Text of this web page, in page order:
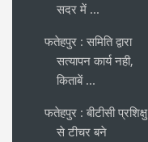
सदर में ...
फतेहपुर : समिति द्वारा
सत्यापन कार्य नही,
किताबें ...
फतेहपुर : बीटीसी प्रशिक्षु
से टीचर बने